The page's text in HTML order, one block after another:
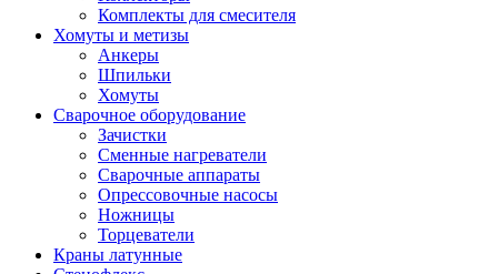
Комплекты для смесителя
Хомуты и метизы
Анкеры
Шпильки
Хомуты
Сварочное оборудование
Зачистки
Сменные нагреватели
Сварочные аппараты
Опрессовочные насосы
Ножницы
Торцеватели
Краны латунные